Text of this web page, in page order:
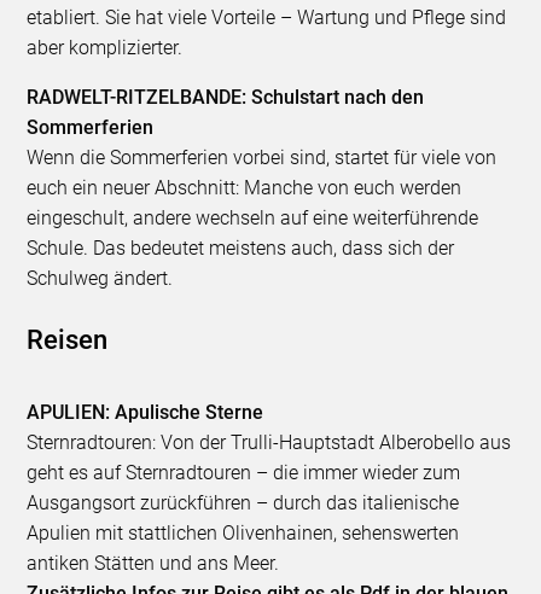
etabliert. Sie hat viele Vorteile – Wartung und Pflege sind
aber komplizierter.
RADWELT-RITZELBANDE: Schulstart nach den
Sommerferien
Wenn die Sommerferien vorbei sind, startet für viele von
euch ein neuer Abschnitt: Manche von euch werden
eingeschult, andere wechseln auf eine weiterführende
Schule. Das bedeutet meistens auch, dass sich der
Schulweg ändert.
Reisen
APULIEN: Apulische Sterne
Sternradtouren: Von der Trulli-Hauptstadt Alberobello aus
geht es auf Sternradtouren – die immer wieder zum
Ausgangsort zurückführen – durch das italienische
Apulien mit stattlichen Olivenhainen, sehenswerten
antiken Stätten und ans Meer.